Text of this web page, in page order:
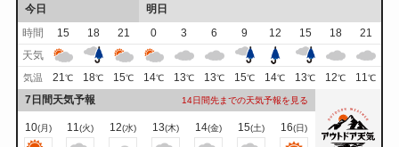
今日
明日
時間
15 18 21 0 3 6 9 12 15 18
21
天気
気温 21℃ 18℃ 15℃ 14℃ 13℃ 13℃ 15℃ 14℃ 13℃ 12℃ 11℃
7日間天気予報 14日間先までの天気予報を見る
10(月) 11(火) 12(水) 13(木) 14(金) 15(土) 16(日)